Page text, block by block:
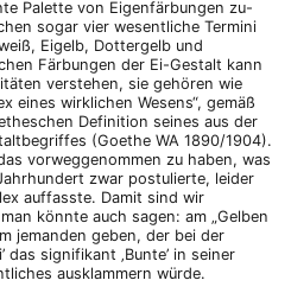
Palette von Eigenfärbungen zu-
sogar vier wesentliche Termini
Eigelb, Dottergelb und
Färbungen der Ei-Gestalt kann
verstehen, sie gehören wie
eines wirklichen Wesens“, gemäß
Definition seines aus der
(Goethe WA 1890/1904).
vorweggenommen zu haben, was
zwar postulierte, leider
auffasste. Damit sind wir
könnte auch sagen: am „Gelben
jemanden geben, der bei der
das signifikant ‚Bunte’ in seiner
ausklammern würde.